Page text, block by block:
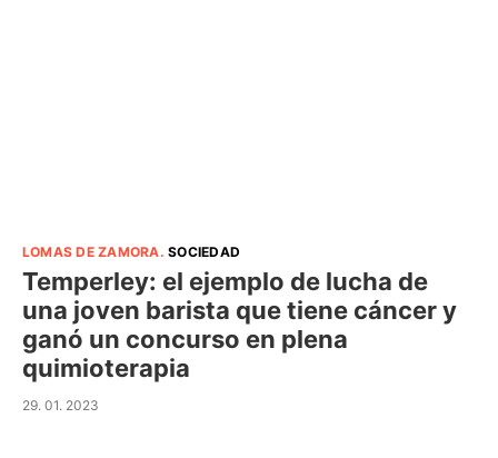
LOMAS DE ZAMORA.SOCIEDAD
Temperley: el ejemplo de lucha de
una joven barista que tiene cáncer y
ganó un concurso en plena
quimioterapia
29. 01. 2023